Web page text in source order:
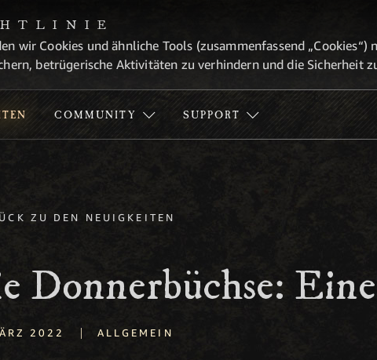
wir Cookies und ähnliche Tools (zusammenfassend
betrügerische Aktivitäten zu verhindern und die Sicherheit
COMMUNITY SUPPORT
ZU DEN NEUIGKEITEN
Donnerbüchse:
2022 | ALLGEMEIN